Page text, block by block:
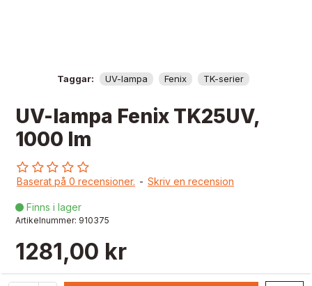
Taggar: UV-lampa Fenix TK-serier
UV-lampa Fenix TK25UV,
1000 lm
Baserat på 0 recensioner. - Skriv en recension
1281,00 kr
 Finns i lager
Artikelnummer: 910375